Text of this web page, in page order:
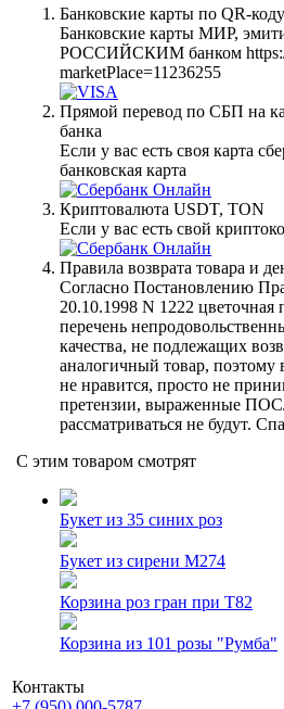
Банковские карты по QR-
Банковские карты МИР,
РОССИЙСКИМ банком https://
marketPlace=11236255
Прямой перевод по СБП на
банка
Если у вас есть своя карта
банковская карта
Криптовалюта USDT, TON
Если у вас есть свой
Правила возврата товара и
Согласно Постановлению
20.10.1998 N 1222 цветочная
перечень
качества, не подлежащих
аналогичный товар, поэтому
не нравится, просто не
претензии, выраженные
рассматриваться не будут.
С этим товаром смотрят
Букет из 35 синих роз
Букет из сирени M274
Корзина роз гран при Т82
Корзина из 101 розы "Румба"
Контакты